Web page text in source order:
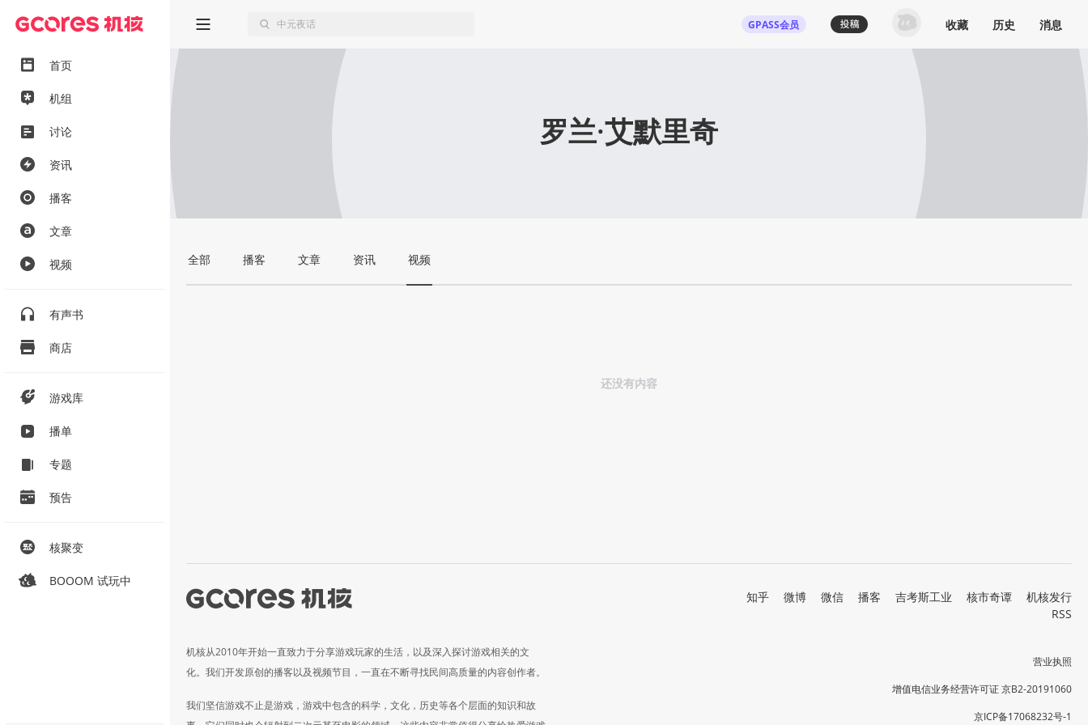
首页
机组
讨论
资讯
播客
文章
视频
有声书
商店
游戏库
播单
专题
预告
核聚变
BOOOM 试玩中
GPASS会员 收藏 历史 消息
罗兰·艾默里奇
全部 播客 文章 资讯 视频
还没有内容
机核从2010年开始一直致力于分享游戏玩家的生活，以及深入探讨游戏相关的文
化。我们开发原创的播客以及视频节目，一直在不断寻找民间高质量的内容创作者。
我们坚信游戏不止是游戏，游戏中包含的科学，文化，历史等各个层面的知识和故
知乎 微博 微信 播客 吉考斯工业 核市奇谭
机核发行
RSS
营业执照
增值电信业务经营许可证 京B2-20191060
京ICP备17068232号-1